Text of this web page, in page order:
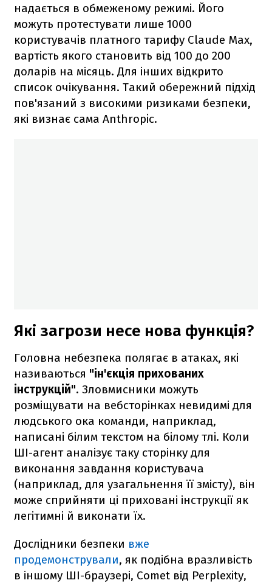
надається в обмеженому режимі. Його
можуть протестувати лише 1000
користувачів платного тарифу Claude Max,
вартість якого становить від 100 до 200
доларів на місяць. Для інших відкрито
список очікування. Такий обережний підхід
пов'язаний з високими ризиками безпеки,
які визнає сама Anthropic.
Які загрози несе нова функція?
Головна небезпека полягає в атаках, які
називаються "ін'єкція прихованих
інструкцій". Зловмисники можуть
розміщувати на вебсторінках невидимі для
людського ока команди, наприклад,
написані білим текстом на білому тлі. Коли
ШІ-агент аналізує таку сторінку для
виконання завдання користувача
(наприклад, для узагальнення її змісту), він
може сприйняти ці приховані інструкції як
легітимні й виконати їх.
Дослідники безпеки вже
продемонстрували, як подібна вразливість
в іншому ШІ-браузері, Comet від Perplexity,